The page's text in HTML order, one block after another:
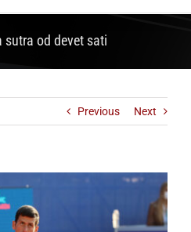
od devet sati
Previous Next